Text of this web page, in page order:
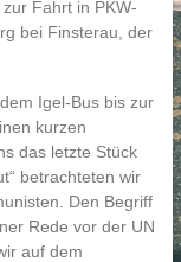
Fahrt in PKW-
bei Finsterau, der
Igel-Bus bis zur
kurzen
das letzte Stück
betrachteten wir
Den Begriff
Rede vor der UN
auf dem